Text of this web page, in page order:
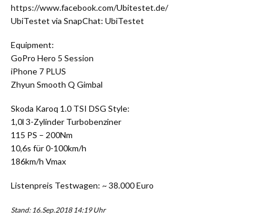
https://www.facebook.com/Ubitestet.de/
UbiTestet via SnapChat: UbiTestet
Equipment:
GoPro Hero 5 Session
iPhone 7 PLUS
Zhyun Smooth Q Gimbal
Skoda Karoq 1.0 TSI DSG Style:
1,0l 3-Zylinder Turbobenziner
115 PS – 200Nm
10,6s für 0-100km/h
186km/h Vmax
Listenpreis Testwagen: ~ 38.000 Euro
Stand: 16.Sep.2018 14:19 Uhr